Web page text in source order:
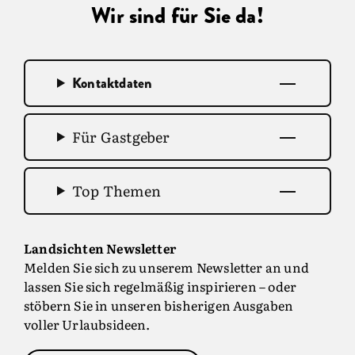
Wir sind für Sie da!
Kontaktdaten
Für Gastgeber
Top Themen
Landsichten Newsletter
Melden Sie sich zu unserem Newsletter an und
lassen Sie sich regelmäßig inspirieren – oder
stöbern Sie in unseren bisherigen Ausgaben
voller Urlaubsideen.